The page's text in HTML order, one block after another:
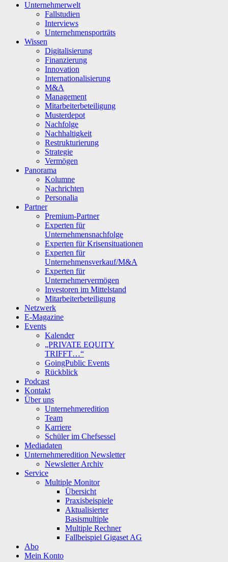
Unternehmerwelt
Fallstudien
Interviews
Unternehmensporträts
Wissen
Digitalisierung
Finanzierung
Innovation
Internationalisierung
M&A
Management
Mitarbeiterbeteiligung
Musterdepot
Nachfolge
Nachhaltigkeit
Restrukturierung
Strategie
Vermögen
Panorama
Kolumne
Nachrichten
Personalia
Partner
Premium-Partner
Experten für
Unternehmensnachfolge
Experten für Krisensituationen
Experten für
Unternehmensverkauf/M&A
Experten für
Unternehmervermögen
Investoren im Mittelstand
Mitarbeiterbeteiligung
Netzwerk
E-Magazine
Events
Kalender
„PRIVATE EQUITY
TRIFFT…“
GoingPublic Events
Rückblick
Podcast
Kontakt
Über uns
Unternehmeredition
Team
Karriere
Schüler im Chefsessel
Mediadaten
Unternehmeredition Newsletter
Newsletter Archiv
Service
Multiple Monitor
Übersicht
Praxisbeispiele
Aktualisierter
Basismultiple
Multiple Rechner
Fallbeispiel Gigaset AG
Abo
Mein Konto